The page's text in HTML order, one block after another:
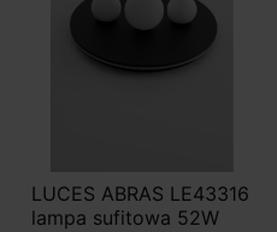
LUCES ABRAS LE43316
lampa sufitowa 52W